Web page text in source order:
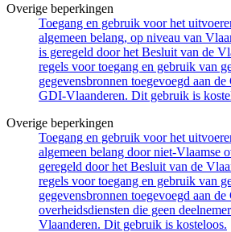
Overige beperkingen
Toegang en gebruik voor het
algemeen belang, op niveau van
is geregeld door het Besluit van de
regels voor toegang en gebruik van
gegevensbronnen toegevoegd aan
GDI-Vlaanderen. Dit gebruik is
Overige beperkingen
Toegang en gebruik voor het
algemeen belang door niet-Vlaamse
geregeld door het Besluit van de
regels voor toegang en gebruik van
gegevensbronnen toegevoegd aan
overheidsdiensten die geen
Vlaanderen. Dit gebruik is kosteloos.